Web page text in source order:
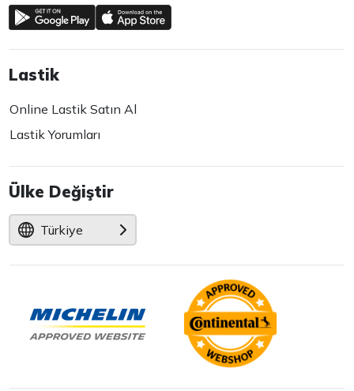
Lastik
Online Lastik Satın Al
Lastik Yorumları
Ülke Değiştir
Türkiye